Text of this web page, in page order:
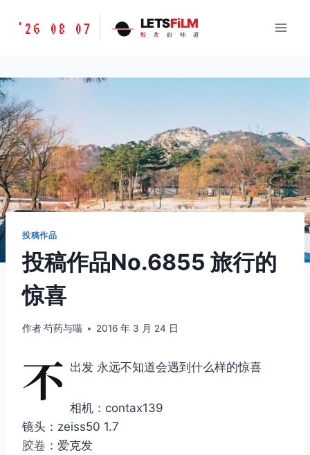
胶
味
LETSFILM
'26 08 07 LETSFiLM
胶 片 的 味 道
投稿作品
投稿作品No.6855 旅行的
惊喜
作者芍药与喵 2016 年 3 月 24 日
不 出发 永远不知道会遇到什么样的惊喜
相机：contax139
镜头：zeiss50 1.7
胶卷 ：爱克发